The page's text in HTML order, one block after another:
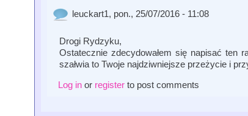
leuckart1, pon., 25/07/2016 - 11:08
Drogi Rydzyku,
Ostatecznie zdecydowałem się napisać ten
szałwia to Twoje najdziwniejsze przeżycie i
Log inor registerto post comments